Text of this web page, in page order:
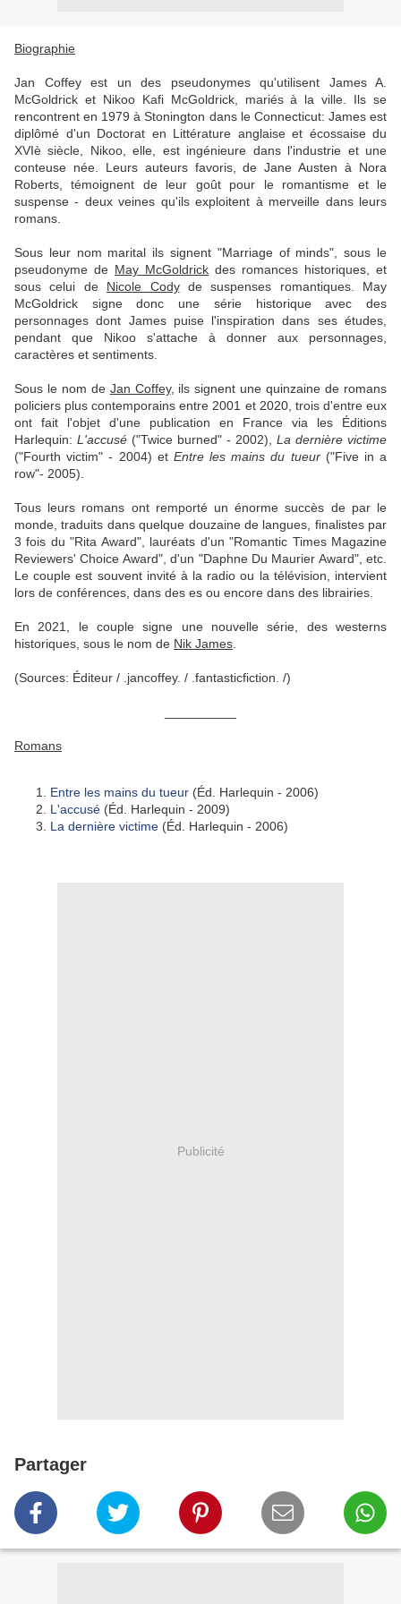
Biographie
Jan Coffey est un des pseudonymes qu'utilisent James A.
McGoldrick et Nikoo Kafi McGoldrick, mariés à la ville. Ils se
rencontrent en 1979 à Stonington dans le Connecticut: James est
diplômé d'un Doctorat en Littérature anglaise et écossaise du
XVIè siècle, Nikoo, elle, est ingénieure dans l'industrie et une
conteuse née. Leurs auteurs favoris, de Jane Austen à Nora
Roberts, témoignent de leur goût pour le romantisme et le
suspense - deux veines qu'ils exploitent à merveille dans leurs
romans.
Sous leur nom marital ils signent "Marriage of minds", sous le
pseudonyme de May McGoldrick des romances historiques, et
sous celui de Nicole Codyde suspenses romantiques. May
McGoldrick signe donc une série historique avec des
personnages dont James puise l'inspiration dans ses études,
pendant que Nikoo s'attache à donner aux personnages,
caractères et sentiments.
Sous le nom de Jan Coffey, ils signent une quinzaine de romans
policiers plus contemporains entre 2001 et 2020, trois d'entre eux
ont fait l'objet d'une publication en France via les Éditions
Harlequin: L'accusé ("Twice burned" - 2002), La dernière victime
("Fourth victim" - 2004) et Entre les mains du tueur("Five in a
row"- 2005).
Tous leurs romans ont remporté un énorme succès de par le
monde, traduits dans quelque douzaine de langues, finalistes par
3 fois du "Rita Award", lauréats d'un "Romantic Times Magazine
Reviewers' Choice Award", d'un "Daphne Du Maurier Award", etc.
Le couple est souvent invité à la radio ou la télévision, intervient
lors de conférences, dans des es ou encore dans des librairies.
En 2021, le couple signe une nouvelle série, des westerns
historiques, sous le nom de Nik James
(Sources: Éditeur / .jancoffey. / .fantasticfiction. /)
Romans
Entre les mains du tueur (Éd. Harlequin - 2006)
L'accusé (Éd. Harlequin - 2009)
La dernière victime (Éd. Harlequin - 2006)
Publicité
Partager